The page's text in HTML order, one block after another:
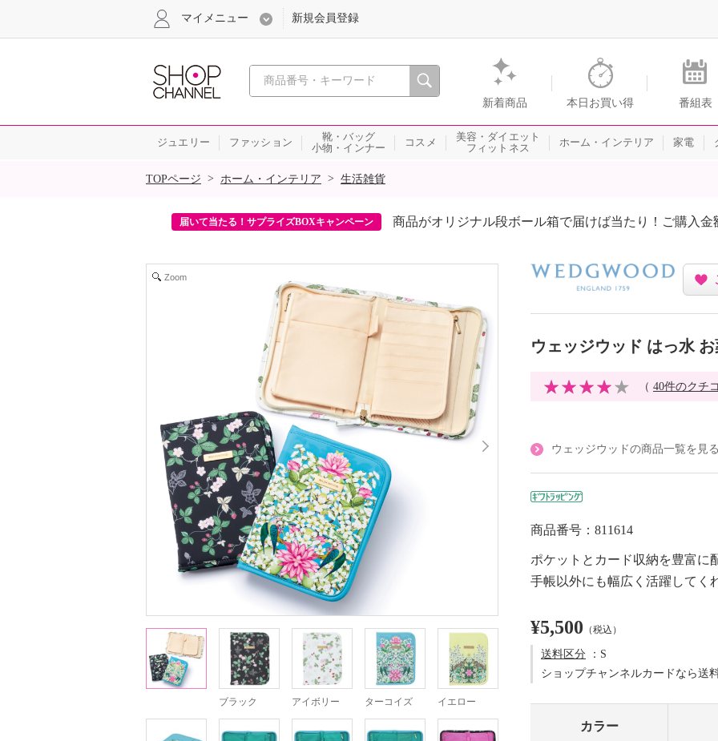
心おどる、瞬間を。通販・テレビショッピングのショップチャンネル
新着商品 本日お買い得 番組表
マイメニュー 新規会員登録
ジュエリー ファッション
靴・バッグ
小物・インナー
コスメ
美容・ダイエット
フィットネス
ホーム・インテリア 家電
SALE
TOPページ > ホーム・インテリア > 生活雑貨
届いて当たる！サプライズBOXキャンペーン 商品がオリジナル段ボール箱で届けば当たり！ご購入
Zoom
ブラック アイボリー ターコイズ イエロー
ウェッジウッド はっ水
（ 40件のクチ
ウェッジウッドの商品一覧を見
商品番号：811614
ポケットとカード収納を豊富に
手帳以外にも幅広く活躍してく
¥5,500 （税込）
送料区分 ：S
ショップチャンネルカードなら送
カラー